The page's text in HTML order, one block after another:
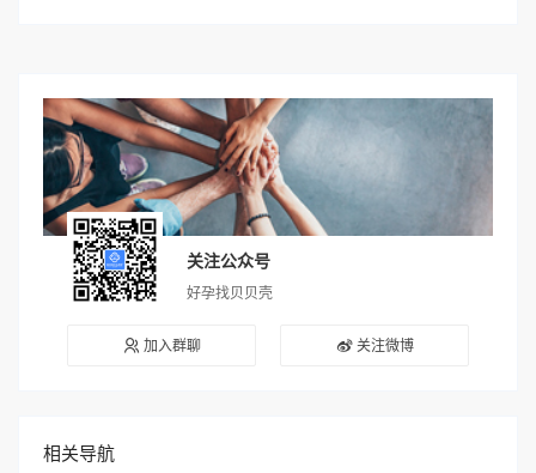
关注公众号
好孕找贝贝壳
加入群聊 关注微博
相关导航